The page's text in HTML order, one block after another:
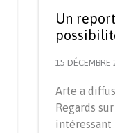
Un
15 DÉCEMBRE
Arte a
Regards
intéressant